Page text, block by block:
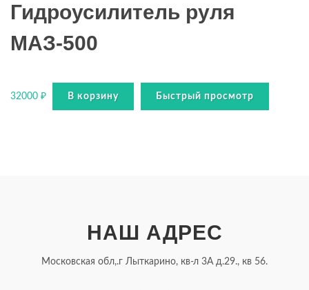
Гидроусилитель руля
МАЗ-500
32000 ₽ В корзину Быстрый просмотр
НАШ АДРЕС
Московская обл,.г Лыткарино, кв-л 3А д.29., кв 56.